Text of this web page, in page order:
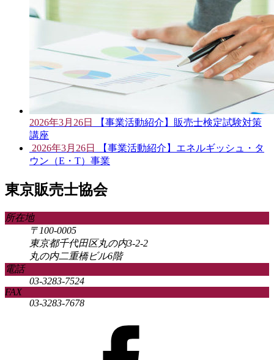
2026年3月26日
【事業活動紹介】販売士検定試験対策
講座
2026年3月26日
【事業活動紹介】エネルギッシュ・タ
ウン（E・T）事業
東京販売士協会
所在地
〒100-0005
東京都千代田区丸の内3-2-2
丸の内二重橋ビル6階
電話
03-3283-7524
FAX
03-3283-7678